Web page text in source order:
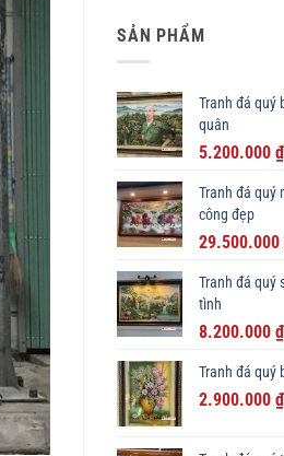
SẢN PHẨM
Tranh đá quý
quân
Giá
là:
6.500.000 ₫.
5.200.000 ₫
Tranh đá quý
công đẹp
Giá
là:
33.000.000 ₫.
29.500.000
Tranh đá quý
tình
Giá
là:
11.000.000 ₫.
8.200.000 ₫
Tranh đá quý
Giá
2.900.000 ₫